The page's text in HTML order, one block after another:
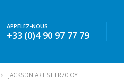
APPELEZ-NOUS
+33 (0)4 90 97 77 79
JACKSON ARTIST FR70 OY